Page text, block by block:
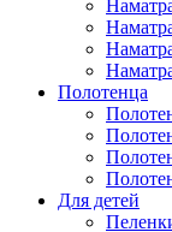
Полотенца
Для детей